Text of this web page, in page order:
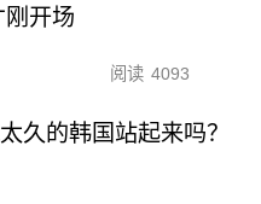
刚开场
阅读 4093
久的韩国站起来吗？